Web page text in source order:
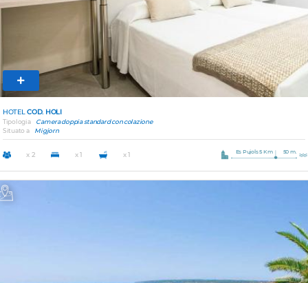
HOTELCOD. HOLI
Tipologia
Camera doppia standard con colazione
Situato a
Migjorn
x 2 x 1 x 1 Es Pujols 5 Km 50 m.